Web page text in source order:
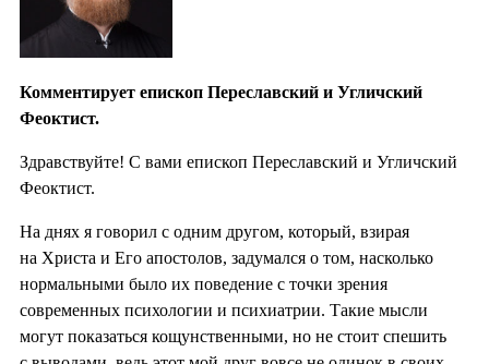
Комментирует епископ Переславский и Угличский
Феоктист.
Здравствуйте! С вами епископ Переславский и Угличский
Феоктист.
На днях я говорил с одним другом, который, взирая
на Христа и Его апостолов, задумался о том, насколько
нормальными было их поведение с точки зрения
современных психологии и психиатрии. Такие мысли
могут показаться кощунственными, но не стоит спешить